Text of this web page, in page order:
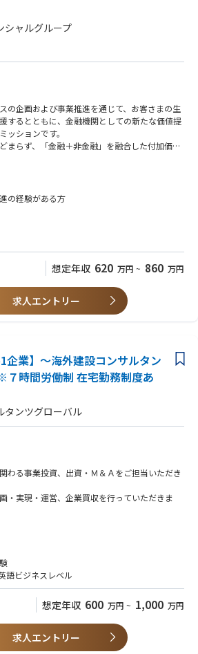
構築
報の収集（新規開業医・他社利用先）
な意思決定を支援できる
合スキルが身につく
った複数業界の知見が得られる
気通貫で関われる
整力がある
シャルグループ
の企画および事業推進を通じて、お客さまの生
するとともに、金融機関としての新たな価値提
ッションです。
まらず、「金融＋非金融」を融合した付加価値
顧客接点を創出することで、長期的な顧客関係
貢献していただきます。
り添うウェルビーイングサービスの付加価値向
進業務をご担当いただきます。
スの企画・高度化＞
おける既存サービスの価値向上施策の企画
向を踏まえた新たなサービス企画・改善検討
値創出に挑戦できる
領域において、生活や人生の質を高めるサービ
大きな魅力です。
の経験がある方
想定年収 620 万円 ~ 860 万円
求人エントリー
企業】～海外建設コンサルタン
７時間労働制 在宅勤務制度あ
タンツグローバル
わる事業投資、出資・Ｍ＆Ａをご担当いただき
・実現・運営、企業買収を行っていただきま
資案件の財務分析・事業性評価を担う体制を強
もとで実務担当者を補佐し、将来的には投資判
す。
務モデリング
る事業性評価
析
料の作成
語ビジネスレベル
想定年収 600 万円 ~ 1,000 万円
求人エントリー